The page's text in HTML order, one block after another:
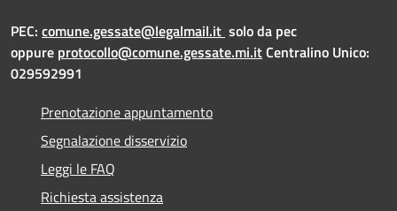
PEC: comune.gessate@legalmail.it solo da pec
oppure protocollo@comune.gessate.mi.itCentralino Unico:
029592991
Prenotazione appuntamento
Segnalazione disservizio
Leggi le FAQ
Richiesta assistenza